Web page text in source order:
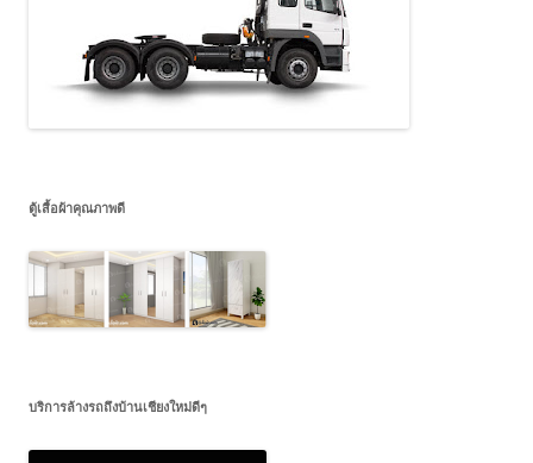
ตู้เสื้อผ้าคุณภาพดี
บริการล้างรถถึงบ้านเชียงใหม่ดีๆ